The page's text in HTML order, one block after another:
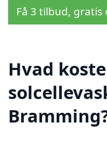
Få 3 tilbud,
Hvad